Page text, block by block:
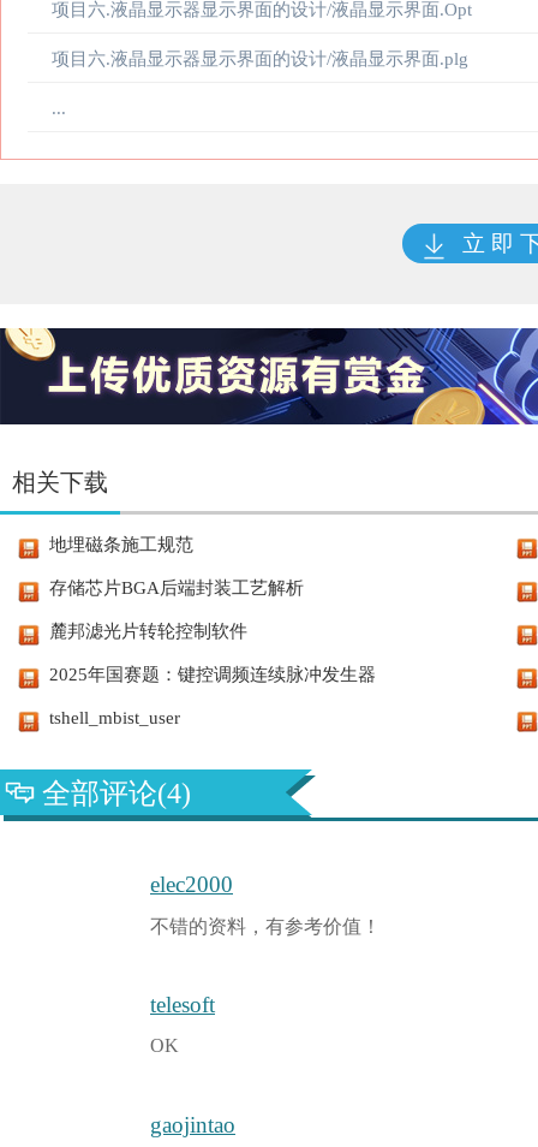
项目六.液晶显示器显示界面的设计/液晶显示界面.Opt
项目六.液晶显示器显示界面的设计/液晶显示界面.plg
...
立 即
相关下载
地埋磁条施工规范
存储芯片BGA后端封装工艺解析
麓邦滤光片转轮控制软件
2025年国赛题：键控调频连续脉冲发生器
tshell_mbist_user
全部评论(4)
elec2000
不错的资料，有参考价值！
telesoft
OK
gaojintao